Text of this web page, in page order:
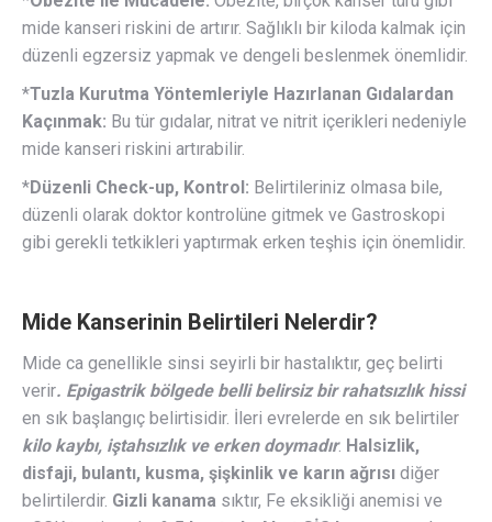
mide kanseri riskini de artırır. Sağlıklı bir kiloda kalmak için
düzenli egzersiz yapmak ve dengeli beslenmek önemlidir.
*Tuzla Kurutma Yöntemleriyle Hazırlanan Gıdalardan
Kaçınmak: Bu tür gıdalar, nitrat ve nitrit içerikleri nedeniyle
mide kanseri riskini artırabilir.
*Düzenli Check-up, Kontrol: Belirtileriniz olmasa bile,
düzenli olarak doktor kontrolüne gitmek ve Gastroskopi
gibi gerekli tetkikleri yaptırmak erken teşhis için önemlidir.
Mide Kanserinin Belirtileri Nelerdir?
Mide ca genellikle sinsi seyirli bir hastalıktır, geç belirti
verir. Epigastrik bölgede belli belirsiz bir rahatsızlık hissi
en sık başlangıç belirtisidir. İleri evrelerde en sık belirtiler
kilo kaybı, iştahsızlık ve erken doymadır. Halsizlik,
disfaji, bulantı, kusma, şişkinlik ve karın ağrısı diğer
belirtilerdir. Gizli kanama sıktır, Fe eksikliği anemisi ve